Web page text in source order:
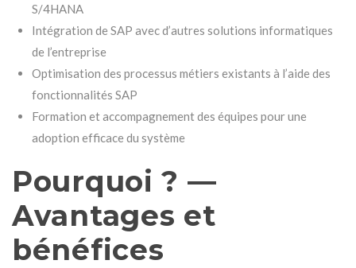
S/4HANA
Intégration de SAP avec d’autres solutions informatiques
de l’entreprise
Optimisation des processus métiers existants à l’aide des
fonctionnalités SAP
Formation et accompagnement des équipes pour une
adoption efficace du système
Pourquoi ? —
Avantages et
bénéfices